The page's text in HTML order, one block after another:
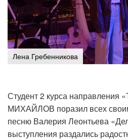
Лена Гребенникова
Студент 2 курса направления
МИХАЙЛОВ поразил всех
песню Валерия Леонтьева
выступления раздались